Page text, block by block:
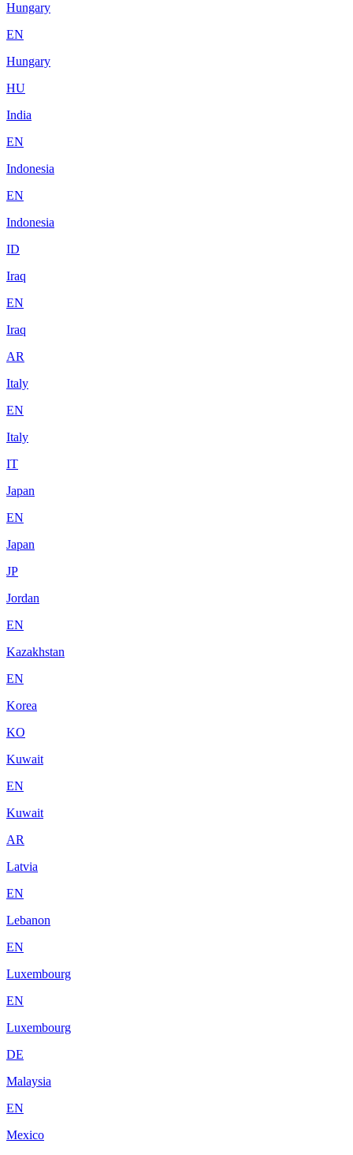
Hungary
EN
Hungary
HU
India
EN
Indonesia
EN
Indonesia
ID
Iraq
EN
Iraq
AR
Italy
EN
Italy
IT
Japan
EN
Japan
JP
Jordan
EN
Kazakhstan
EN
Korea
KO
Kuwait
EN
Kuwait
AR
Latvia
EN
Lebanon
EN
Luxembourg
EN
Luxembourg
DE
Malaysia
EN
Mexico